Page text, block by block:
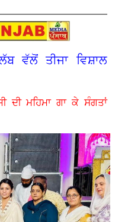
ਵੱਲੋਂ ਤੀਜਾ ਵਿਸ਼ਾਲ
ਦੀ ਮਹਿਮਾ ਗਾ ਕੇ ਸੰਗਤਾਂ